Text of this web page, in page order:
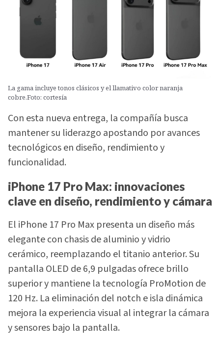
La gama incluye tonos clásicos y el llamativo color naranja
cobre.Foto: cortesía
Con esta nueva entrega, la compañía busca
mantener su liderazgo apostando por avances
tecnológicos en diseño, rendimiento y
funcionalidad.
iPhone 17 Pro Max: innovaciones
clave en diseño, rendimiento y cámara
El iPhone 17 Pro Max presenta un diseño más
elegante con chasis de aluminio y vidrio
cerámico, reemplazando el titanio anterior. Su
pantalla OLED de 6,9 pulgadas ofrece brillo
superior y mantiene la tecnología ProMotion de
120 Hz. La eliminación del notch e isla dinámica
mejora la experiencia visual al integrar la cámara
y sensores bajo la pantalla.